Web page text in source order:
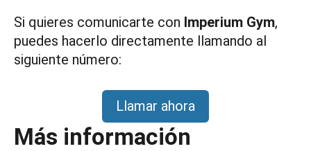
Si quieres comunicarte con Imperium Gym,
puedes hacerlo directamente llamando al
siguiente número:
Llamar ahora
Más información